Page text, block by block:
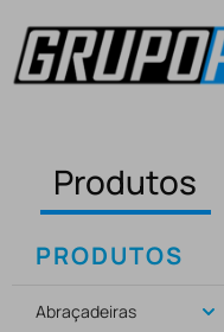
Produtos
PRODUTOS
Abraçadeiras